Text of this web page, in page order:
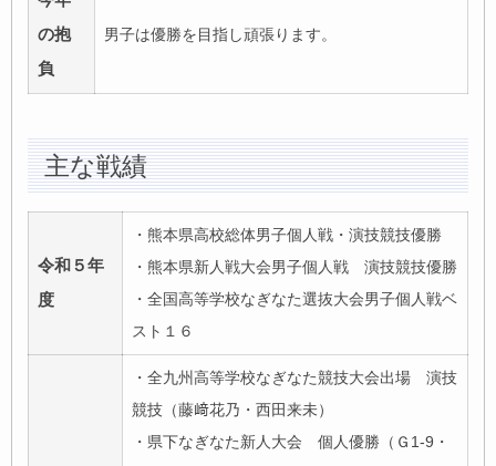
の抱
負
男子は優勝を目指し頑張ります。
主な戦績
令和５年
度
・熊本県高校総体男子個人戦・演技競技優勝
・熊本県新人戦大会男子個人戦 演技競技優勝
・全国高等学校なぎなた選抜大会男子個人戦ベ
スト１６
・全九州高等学校なぎなた競技大会出場 演技
競技（藤﨑花乃・西田来未）
・県下なぎなた新人大会 個人優勝（Ｇ1-9・